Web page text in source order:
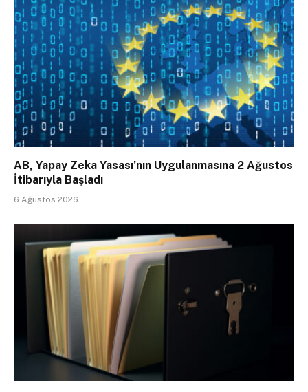
AB, Yapay Zeka Yasası’nın Uygulanmasına 2 Ağustos
İtibarıyla Başladı
6 Ağustos 2026